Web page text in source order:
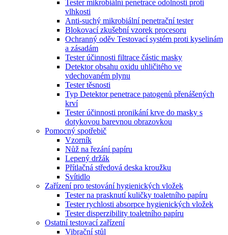
Tester mikrobiální penetrace odolnosti proti
vlhkosti
Anti-suchý mikrobiální penetrační tester
Blokovací zkušební vzorek procesoru
Ochranný oděv Testovací systém proti kyselinám
a zásadám
Tester účinnosti filtrace částic masky
Detektor obsahu oxidu uhličitého ve
vdechovaném plynu
Tester těsnosti
Typ Detektor penetrace patogenů přenášených
krví
Tester účinnosti pronikání krve do masky s
dotykovou barevnou obrazovkou
Pomocný spotřebič
Vzorník
Nůž na řezání papíru
Lepený držák
Přítlačná středová deska kroužku
Svítidlo
Zařízení pro testování hygienických vložek
Tester na prasknutí kuličky toaletního papíru
Tester rychlosti absorpce hygienických vložek
Tester disperzibility toaletního papíru
Ostatní testovací zařízení
Vibrační stůl